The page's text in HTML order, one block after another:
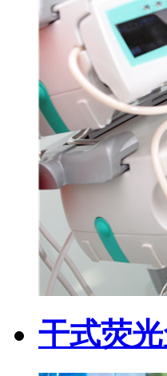
干式荧